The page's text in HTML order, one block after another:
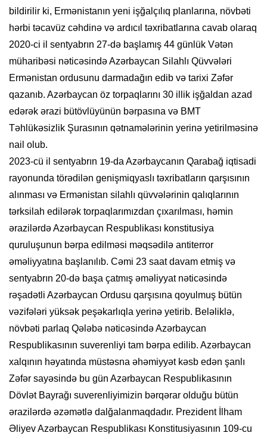
bildirilir ki, Ermənistanın yeni işğalçılıq planlarına, növbəti
hərbi təcavüz cəhdinə və ardıcıl təxribatlarına cavab olaraq
2020-ci il sentyabrın 27-də başlamış 44 günlük Vətən
müharibəsi nəticəsində Azərbaycan Silahlı Qüvvələri
Ermənistan ordusunu darmadağın edib və tarixi Zəfər
qazanıb. Azərbaycan öz torpaqlarını 30 illik işğaldan azad
edərək ərazi bütövlüyünün bərpasına və BMT
Təhlükəsizlik Şurasının qətnamələrinin yerinə yetirilməsinə
nail olub.
2023-cü il sentyabrın 19-da Azərbaycanın Qarabağ iqtisadi
rayonunda törədilən genişmiqyaslı təxribatların qarşısının
alınması və Ermənistan silahlı qüvvələrinin qalıqlarının
tərksilah edilərək torpaqlarımızdan çıxarılması, həmin
ərazilərdə Azərbaycan Respublikası konstitusiya
quruluşunun bərpa edilməsi məqsədilə antiterror
əməliyyatına başlanılıb. Cəmi 23 saat davam etmiş və
sentyabrın 20-də başa çatmış əməliyyat nəticəsində
rəşadətli Azərbaycan Ordusu qarşısına qoyulmuş bütün
vəzifələri yüksək peşəkarlıqla yerinə yetirib. Beləliklə,
növbəti parlaq Qələbə nəticəsində Azərbaycan
Respublikasının suverenliyi tam bərpa edilib. Azərbaycan
xalqının həyatında müstəsna əhəmiyyət kəsb edən şanlı
Zəfər sayəsində bu gün Azərbaycan Respublikasının
Dövlət Bayrağı suverenliyimizin bərqərar olduğu bütün
ərazilərdə əzəmətlə dalğalanmaqdadır. Prezident İlham
Əliyev Azərbaycan Respublikası Konstitusiyasının 109-cu